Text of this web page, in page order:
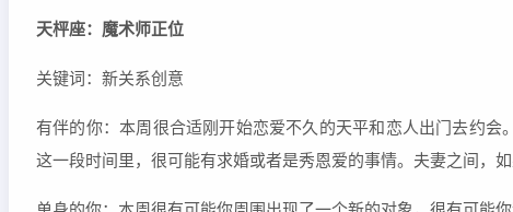
天枰座：魔术师正位
关键词：新关系创意
有伴的你：本周很合适刚开始恋爱不久的天平和恋人出门去约
这一段时间里，很可能有求婚或者是秀恩爱的事情。夫妻之间，